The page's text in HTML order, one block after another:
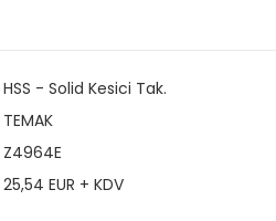
HSS - Solid Kesici Tak.
TEMAK
Z4964E
25,54 EUR + KDV